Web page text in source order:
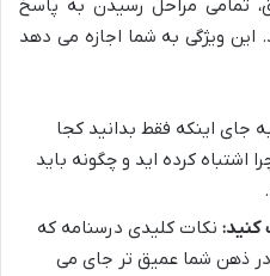
تمامی مراحل رسیدن به پاسخ
ویژگی به شما اجازه می دهد
جای اینکه فقط بدانید کجا
اشتباه کرده اید و چگونه باید
کنید: نکات کلیدی درسنامه که
در ذهن شما عمیق تر جای می